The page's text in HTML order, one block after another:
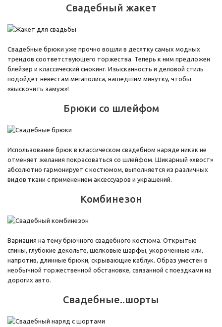
Свадебный жакет
Свадебные брюки уже прочно вошли в десятку самых модных
трендов соответствующего торжества. Теперь к ним предложен
блейзер и классический смокинг. Изысканность и деловой стиль
подойдет невестам мегаполиса, нашедшим минутку, чтобы
«выскочить замуж»!
Брюки со шлейфом
Использование брюк в классическом свадебном наряде никак не
отменяет желания покрасоваться со шлейфом. Шикарный «хвост»
абсолютно гармонирует с костюмом, выполняется из различных
видов ткани с применением аксессуаров и украшений.
Комбинезон
Вариация на тему брючного свадебного костюма. Открытые
спины, глубокие декольте, шелковые шарфы, укороченные или,
напротив, длинные брюки, скрывающие каблук. Образ уместен в
необычной торжественной обстановке, связанной с поездками на
дорогих авто.
Свадебные..шорты